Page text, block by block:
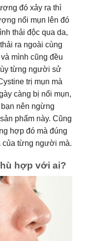
đó xảy ra thì
nổi mụn lên đó
thải độc qua da,
ra ngoài cùng
mình cũng đều
từng người sử
trị mụn mà
càng bị nổi mụn,
nên ngừng
phẩm này. Cũng
hợp đó mà đúng
của từng người mà.
hợp với ai?